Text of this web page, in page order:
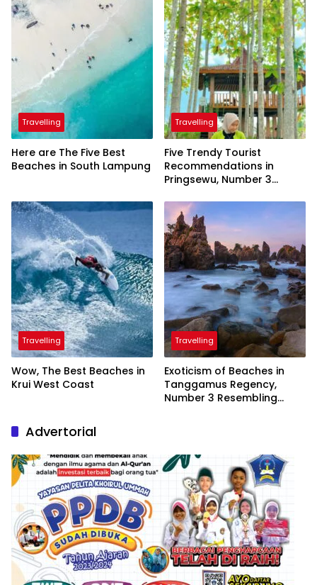
Travelling
Here are The Five Best
Beaches in South Lampung
Travelling
Five Trendy Tourist
Recommendations in
Pringsewu, Number 3
President
Travelling
Wow, The Best Beaches in
Krui West Coast
Travelling
Exoticism of Beaches in
Tanggamus Regency,
Number 3 Resembling
Advertorial